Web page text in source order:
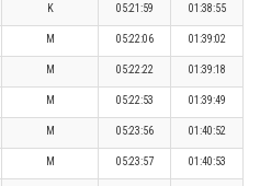
K 05:21:59 01:38:55
M 05:22:06 01:39:02
M 05:22:22 01:39:18
M 05:22:53 01:39:49
M 05:23:56 01:40:52
M 05:23:57 01:40:53